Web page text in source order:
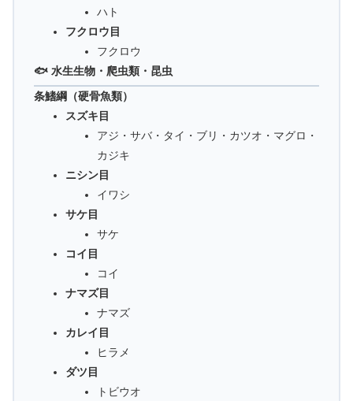
ハト
フクロウ目
フクロウ
🐟 水生生物・爬虫類・昆虫
条鰭綱（硬骨魚類）
スズキ目
アジ・サバ・タイ・ブリ・カツオ・マグロ・
カジキ
ニシン目
イワシ
サケ目
サケ
コイ目
コイ
ナマズ目
ナマズ
カレイ目
ヒラメ
ダツ目
トビウオ